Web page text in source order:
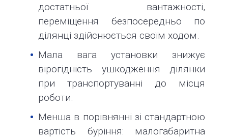
достатньої вантажності,
переміщення безпосередньо по
ділянці здійснюється своїм ходом.
Мала вага установки знижує
вірогідність ушкодження ділянки
при транспортуванні до місця
роботи.
Менша в порівнянні зі стандартною
вартість буріння: малогабаритна